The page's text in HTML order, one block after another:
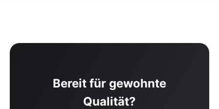
Bereit für gewohnte
Qualität?